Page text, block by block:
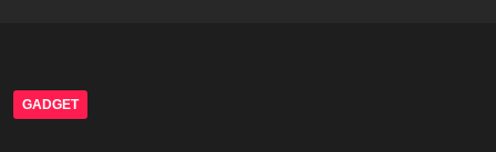
GADGET